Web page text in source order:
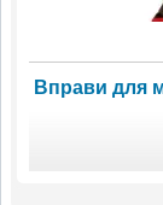
Вправи для